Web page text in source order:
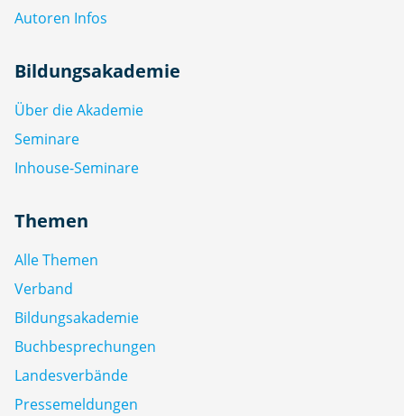
Autoren Infos
Bildungsakademie
Über die Akademie
Seminare
Inhouse-Seminare
Themen
Alle Themen
Verband
Bildungsakademie
Buchbesprechungen
Landesverbände
Pressemeldungen